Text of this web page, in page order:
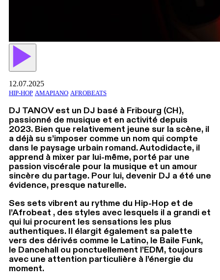
12.07.2025
HIP-HOP AMAPIANO AFROBEATS
DJ TANOV est un DJ basé à Fribourg (CH),
passionné de musique et en activité depuis
2023. Bien que relativement jeune sur la scène, il
a déjà su s’imposer comme un nom qui compte
dans le paysage urbain romand. Autodidacte, il
apprend à mixer par lui-même, porté par une
passion viscérale pour la musique et un amour
sincère du partage. Pour lui, devenir DJ a été une
évidence, presque naturelle.
Ses sets vibrent au rythme du Hip-Hop et de
l’Afrobeat , des styles avec lesquels il a grandi et
qui lui procurent les sensations les plus
authentiques. Il élargit également sa palette
vers des dérivés comme le Latino, le Baile Funk,
le Dancehall ou ponctuellement l’EDM, toujours
avec une attention particulière à l’énergie du
moment.